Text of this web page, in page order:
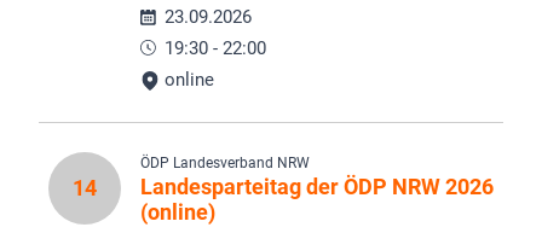
23.09.2026
19:30 - 22:00
online
14
ÖDP Landesverband NRW
Landesparteitag der ÖDP NRW 2026
(online)